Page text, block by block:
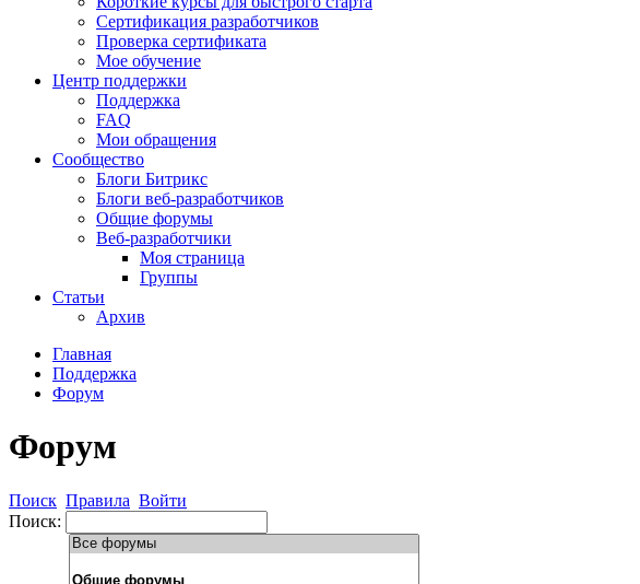
Сертификация разработчиков
Проверка сертификата
Мое обучение
Центр поддержки
Поддержка
FAQ
Мои обращения
Сообщество
Блоги Битрикс
Блоги веб-разработчиков
Общие форумы
Веб-разработчики
Моя страница
Группы
Статьи
Архив
Главная
Поддержка
Форум
Форум
Поиск Правила Войти
Поиск: